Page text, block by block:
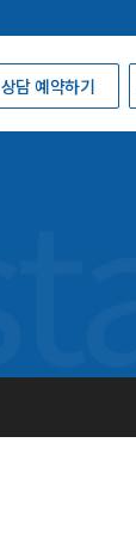
상담 예약하기